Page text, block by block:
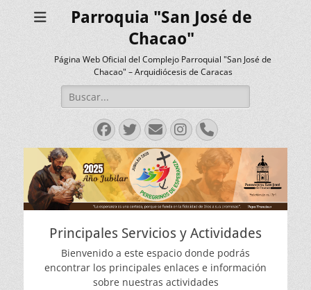
Parroquia "San José de
Chacao"
Página Web Oficial del Complejo Parroquial "San José de
Chacao" – Arquidiócesis de Caracas
Buscar:
Facebook
Twitter
Correo
electrónico
Instagram
Teléfono
Principales Servicios y Actividades
Bienvenido a este espacio donde podrás
encontrar los principales enlaces e información
sobre nuestras actividades